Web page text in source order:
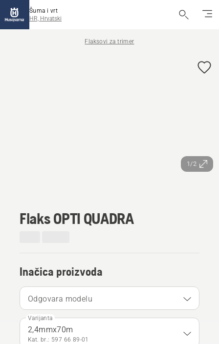
Šuma i vrt
HR, Hrvatski
Flaksovi za trimer
1/2
Flaks OPTI QUADRA
Inačica proizvoda
Odgovara modelu
Varijanta
2,4mmx70m
Kat. br.: 597 66 89‑01